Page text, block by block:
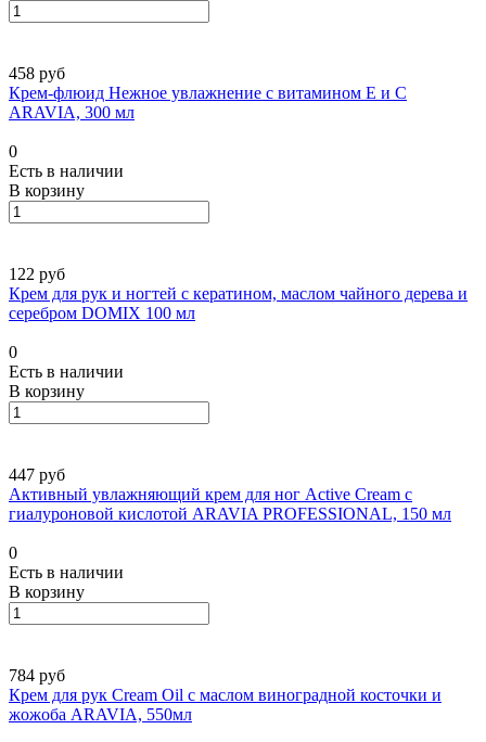
458 руб
Крем-флюид Нежное увлажнение с витамином Е и С
ARAVIA, 300 мл
0
Есть в наличии
В корзину
122 руб
Крем для рук и ногтей с кератином, маслом чайного дерева и
серебром DOMIX 100 мл
0
Есть в наличии
В корзину
447 руб
Активный увлажняющий крем для ног Active Cream с
гиалуроновой кислотой ARAVIA PROFESSIONAL, 150 мл
0
Есть в наличии
В корзину
784 руб
Крем для рук Cream Oil с маслом виноградной косточки и
жожоба ARAVIA, 550мл